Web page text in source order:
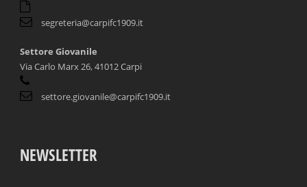
segreteria@carpifc1909.it
Settore Giovanile
Via Carlo Marx 26, 41012 Carpi
settore.giovanile@carpifc1909.it
NEWSLETTER